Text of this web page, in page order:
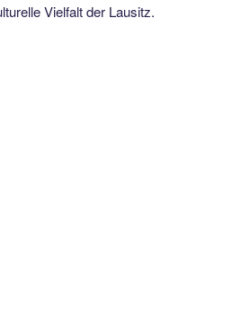
Vielfalt der Lausitz.